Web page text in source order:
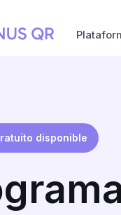
disponible